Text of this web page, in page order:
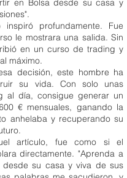
en Bolsa desde su casa y
inspiró profundamente. Fue
le mostrara una salida. Sin
en un curso de trading y
máximo.
decisión, este hombre ha
su vida. Con solo unas
al día, consigue generar un
€ mensuales, ganando la
anhelaba y recuperando su
artículo, fue como si el
directamente. "Aprenda a
desde su casa y viva de sus